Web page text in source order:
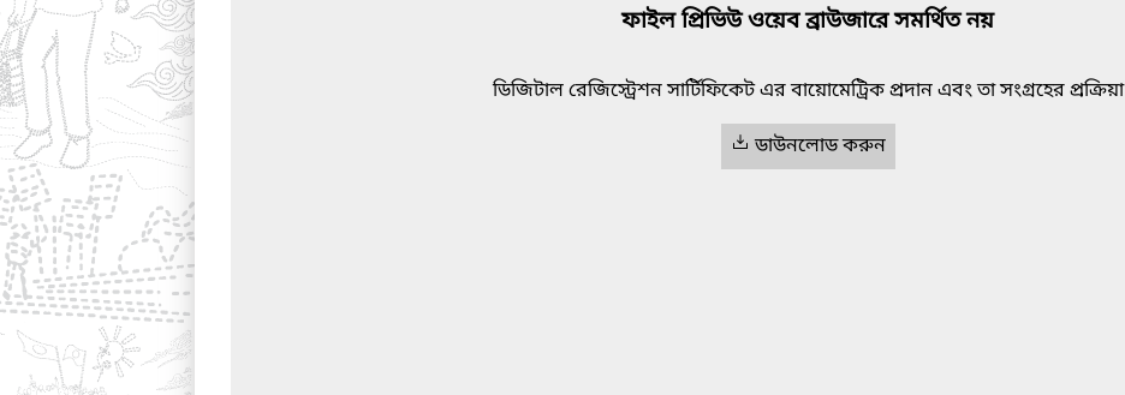
ফাইল প্রিভিউ ওয়েব ব্রাউজারে সমর্থিত নয়
ডিজিটাল রেজিস্ট্রেশন সার্টিফিকেট এর বায়োমেট্রিক প্রদান এবং তা সংগ্রহের প্রক্রিয়া
ডাউনলোড করুন